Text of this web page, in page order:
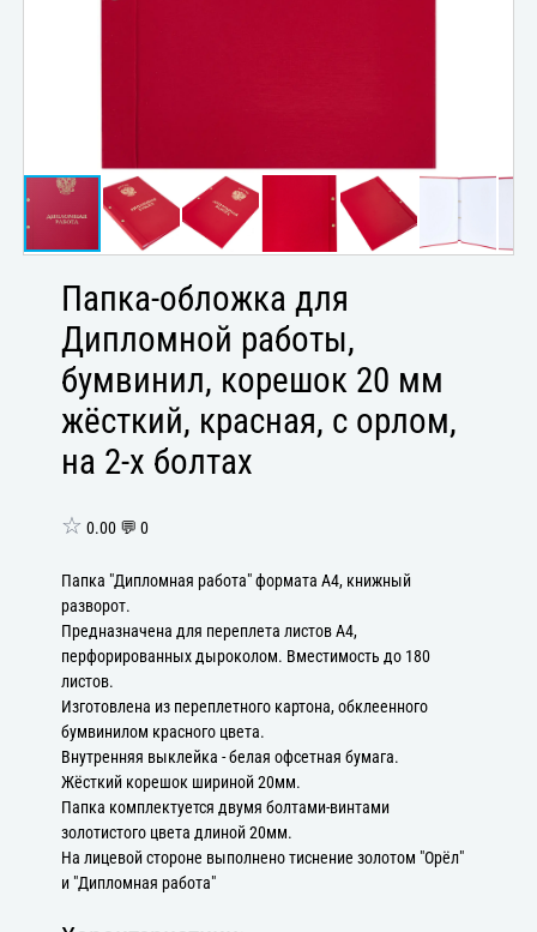
Папка-обложка для
Дипломной работы,
бумвинил, корешок 20 мм
жёсткий, красная, с орлом,
на 2-х болтах
☆ 0.00 💬 0
Папка "Дипломная работа" формата А4, книжный
разворот.
Предназначена для переплета листов А4,
перфорированных дыроколом. Вместимость до 180
листов.
Изготовлена из переплетного картона, обклеенного
бумвинилом красного цвета.
Внутренняя выклейка - белая офсетная бумага.
Жёсткий корешок шириной 20мм.
Папка комплектуется двумя болтами-винтами
золотистого цвета длиной 20мм.
На лицевой стороне выполнено тиснение золотом "Орёл"
и "Дипломная работа"